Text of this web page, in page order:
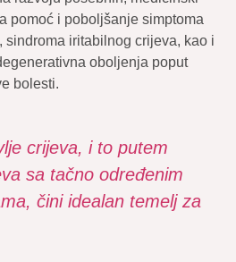
pomoć i poboljšanje simptoma
sindroma iritabilnog crijeva, kao i
oboljenja poput
bolesti.
crijeva, i to putem
sa tačno određenim
čini idealan temelj za